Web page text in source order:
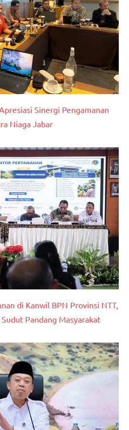
Sinergi Pengamanan
Niaga Jabar
di Kanwil BPN Provinsi NTT,
Pandang Masyarakat